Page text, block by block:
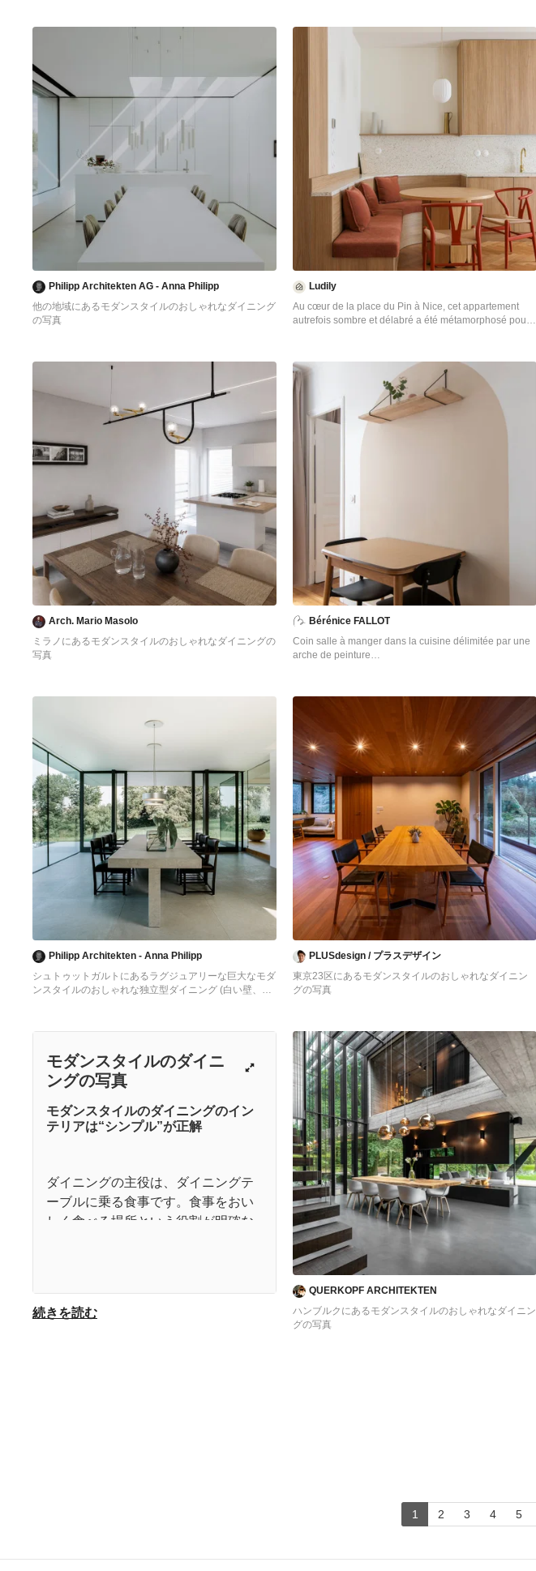
Philipp Architekten AG - Anna Philipp
他の地域にあるモダンスタイルのおしゃれなダイニング
の写真
Ludily
Au cœur de la place du Pin à Nice, cet appartement
autrefois sombre et délabré a été métamorphosé pour
chaleureuse. Face à son état de décrépitude, une
rénovation en profondeur s’imposait, englobant la
refonte complète du plancher et des travaux de
réfection structurale de grande envergure. L’une des
transformations fortes a été la dépose de la cloison qui
séparait autrefois le salon de l’ancienne chambre, afin
de créer un double séjour. D’un côté une cuisine en
partie de la table à manger, en référence à la
restauration. De l’autre côté, l’espace salon a été peint
dans un blanc chaud, créant une atmosphère pure et
séjour est orné de corniches et une cimaise
partiellement cintrée encadre un miroir, faisant de cet
espace le cœur de l’appartement. L’entrée, cloisonnée
par de la menuiserie, se détache visuellement du
double séjour. Dans l’ancien cellier, une salle de
intemporels. Dans les deux chambres, l’ambiance est
apaisante avec ses lignes droites, la menuiserie en
chêne et les rideaux sortants du plafond agrandissent
Arch. Mario Masolo
ミラノにあるモダンスタイルのおしゃれなダイニングの
写真
Bérénice FALLOT
Coin salle à manger dans la cuisine délimitée par une
arche de peinture
Philipp Architekten - Anna Philipp
シュトゥットガルトにあるラグジュアリーな巨大なモダ
ンスタイルのおしゃれな独立型ダイニング (白い壁、コ
PLUSdesign / プラスデザイン
東京23区にあるモダンスタイルのおしゃれなダイニン
グの写真
モダンスタイルのダイニ
ングの写真
モダンスタイルのダイニングのイン
テリアは“シンプル”が正解
ダイニングの主役は、ダイニングテ
ーブルに乗る食事です。食事をおい
しく食べる場所という役割が明確な
アも食事に合わせてコーディネート
の選び方
で立体感が出て、お料理をいっそう
続きを読む
QUERKOPF ARCHITEKTEN
ハンブルクにあるモダンスタイルのおしゃれなダイニン
グの写真
1 2 3 4 5